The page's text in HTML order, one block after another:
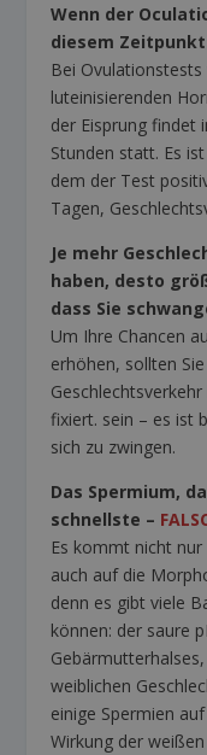
Wenn der
diesem
Bei
luteinisierenden
der Eisprung findet
Stunden statt. Es
dem der Test
Tagen,
Je mehr
haben, desto
dass Sie
Um Ihre Chancen
erhöhen, sollten
fixiert. sein – es ist
sich zu zwingen.
Das Spermium,
schnellste –
Es kommt nicht
auch auf die
denn es gibt viele
können: der saure
weiblichen
einige Spermien
Wirkung der